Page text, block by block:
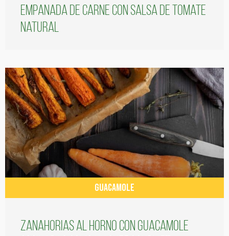
Empanada de carne con salsa de tomate
natural
GUACAMOLE
Zanahorias al horno con guacamole